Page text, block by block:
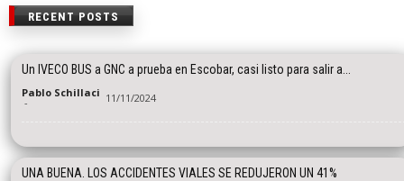
RECENT POSTS
Un IVECO BUS a GNC a prueba en Escobar, casi listo para salir a...
Pablo Schillaci
- 11/11/2024
UNA BUENA. LOS ACCIDENTES VIALES SE REDUJERON UN 41%